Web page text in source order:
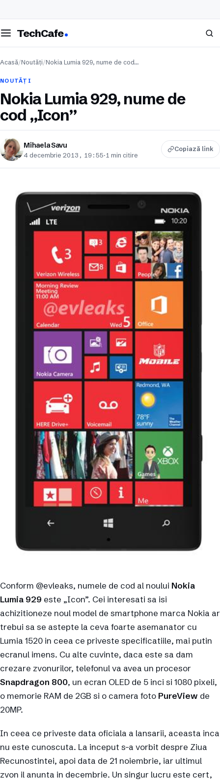
meniul
TechCafe Caută
Acasă/Noutăți/Nokia Lumia 929, nume de cod…
NOUTĂȚI
Nokia Lumia 929, nume de
cod „Icon”
Mihaela Savu
4 decembrie 2013, 19:55·1 min citire
Copiază link
Conform @evleaks, numele de cod al noului Nokia
Lumia 929 este „Icon”. Cei interesati sa isi
achizitioneze noul model de smartphone marca Nokia ar
trebui sa se astepte la ceva foarte asemanator cu
Lumia 1520 in ceea ce priveste specificatiile, mai putin
ecranul imens. Cu alte cuvinte, daca este sa dam
crezare zvonurilor, telefonul va avea un procesor
Snapdragon 800, un ecran OLED de 5 inci si 1080 pixeli,
o memorie RAM de 2GB si o camera foto PureView de
20MP.
In ceea ce priveste data oficiala a lansarii, aceasta inca
nu este cunoscuta. La inceput s-a vorbit despre Ziua
Recunostintei, apoi data de 21 noiembrie, iar ultimul
zvon il anunta in decembrie. Un singur lucru este cert,